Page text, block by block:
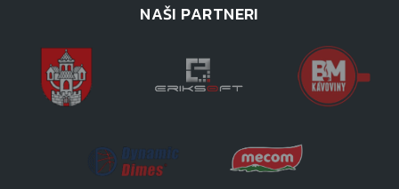
NAŠI PARTNERI